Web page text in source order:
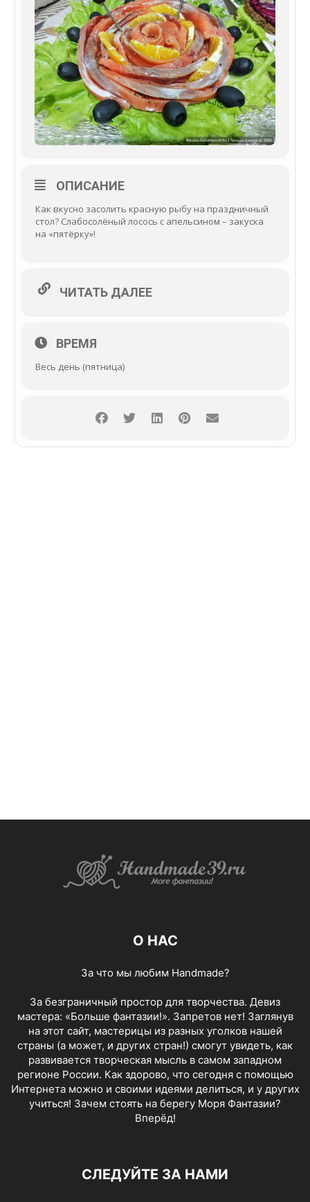
ОПИСАНИЕ
Как вкусно засолить красную рыбу на праздничный
стол? Слабосолёный лосось с апельсином – закуска
на «пятёрку»!
ЧИТАТЬ ДАЛЕЕ
ВРЕМЯ
Весь день (пятница)
О НАС
За что мы любим Handmade?
За безграничный простор для творчества. Девиз
мастера: «Больше фантазии!». Запретов нет! Заглянув
на этот сайт, мастерицы из разных уголков нашей
страны (а может, и других стран!) смогут увидеть, как
развивается творческая мысль в самом западном
регионе России. Как здорово, что сегодня с помощью
Интернета можно и своими идеями делиться, и у других
учиться! Зачем стоять на берегу Моря Фантазии?
Вперёд!
СЛЕДУЙТЕ ЗА НАМИ